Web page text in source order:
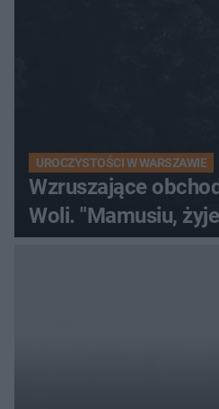
UROCZYSTOŚCI W WARSZAWIE
Wzruszające
Woli. "Mamusiu,